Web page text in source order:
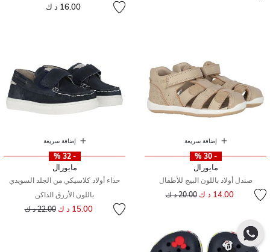
16.00 د ك
إضافة سريعة
- 30 %
مايورال
صندل أولاد باللون البيج للأطفال
14.00 د ك سعر مخفض من
20.00 د ك
إضافة سريعة
- 32 %
مايورال
حذاء أولاد كلاسيكي من الجلد السويدي
باللون الأزرق الداكن
15.00 د ك سعر مخفض من
22.00 د ك إلى